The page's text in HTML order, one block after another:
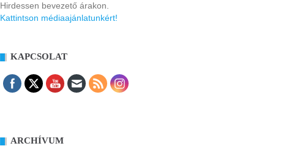
Hirdessen bevezető árakon.
Kattintson médiaajánlatunkért!
KAPCSOLAT
ARCHÍVUM